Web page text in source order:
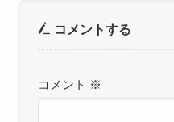
コメントする
コメント ※